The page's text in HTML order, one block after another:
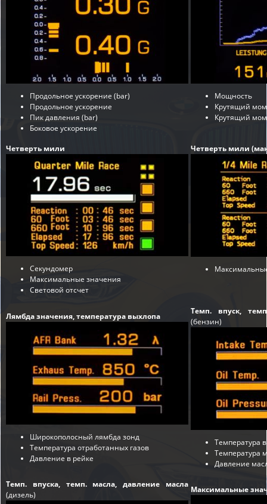
Продольное ускорение (bar)
Продольное ускорение
Пик давления (bar)
Боковое ускорение
Мощность
Крутящий
Крутящий
Четверть мили
Секундомер
Максимальные значения
Световой отсчет
Четверть мили
Лямбда значения, температура выхлопа
Широкополосный лямбда зонд
Температура отработанных газов
Давление в рейке
Темп. впуск,
(бензин)
Температура
Температура
Давление
Темп. впуска, темп. масла, давление масла
(дизель)
Максимальные